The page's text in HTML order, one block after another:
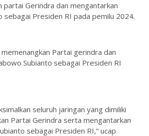
partai Gerindra dan mengantarkan
sebagai Presiden RI pada pemilu 2024.
Partai gerindra dan
Subianto sebagai Presiden RI
seluruh jaringan yang dimiliki
Partai Gerindra serta mengantarkan
sebagai Presiden RI,” ucap